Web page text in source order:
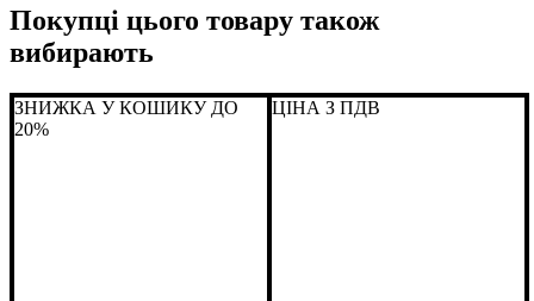
Покупці цього товару також
вибирають
ЗНИЖКА У КОШИКУ ДО
20%
ЦІНА З ПДВ